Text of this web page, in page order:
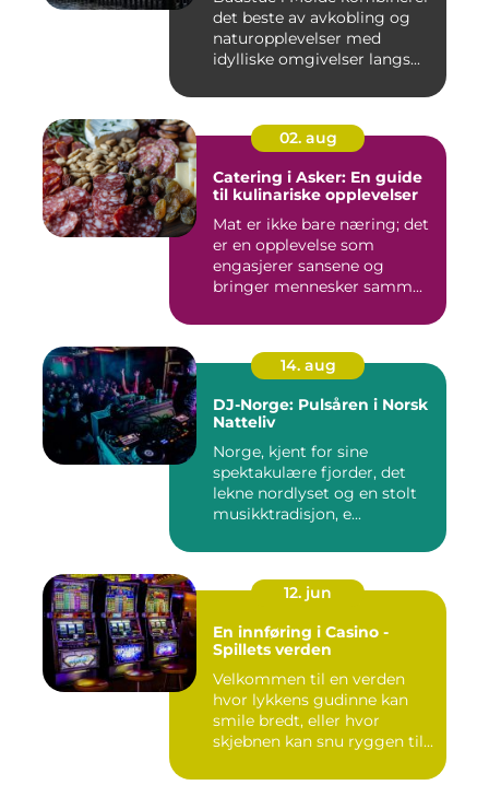
det beste av avkobling og
naturopplevelser med
idylliske omgivelser langs...
02. aug
Catering i Asker: En guide
til kulinariske opplevelser
Mat er ikke bare næring; det
er en opplevelse som
engasjerer sansene og
bringer mennesker samm...
14. aug
DJ-Norge: Pulsåren i Norsk
Natteliv
Norge, kjent for sine
spektakulære fjorder, det
lekne nordlyset og en stolt
musikktradisjon, e...
12. jun
En innføring i Casino -
Spillets verden
Velkommen til en verden
hvor lykkens gudinne kan
smile bredt, eller hvor
skjebnen kan snu ryggen til...